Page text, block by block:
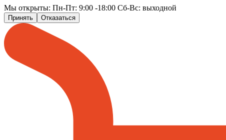
Мы открыты: Пн-Пт: 9:00 -18:00 Сб-Вс: выходной
Принять Отказаться